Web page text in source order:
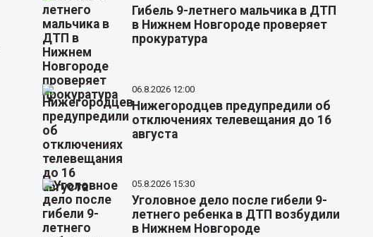
Гибель 9-летнего мальчика в ДТП
в Нижнем Новгороде проверяет
прокуратура
06.8.2026 12:00
Нижегородцев предупредили об
отключениях телевещания до 16
августа
05.8.2026 15:30
Уголовное дело после гибели 9-
летнего ребенка в ДТП возбудили
в Нижнем Новгороде